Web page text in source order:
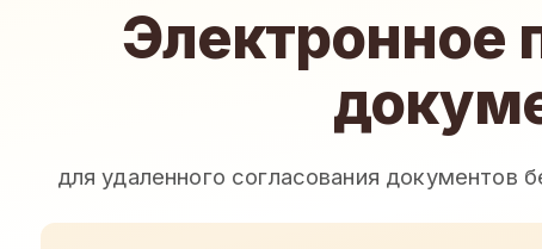
Электронное
для удаленного согласования документов